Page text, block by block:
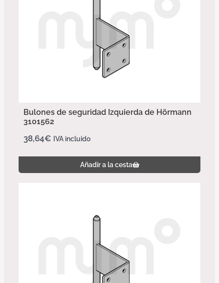
Bulones de seguridad Izquierda de Hörmann
3101562
38,64€ IVA incluido
Añadir a la cesta